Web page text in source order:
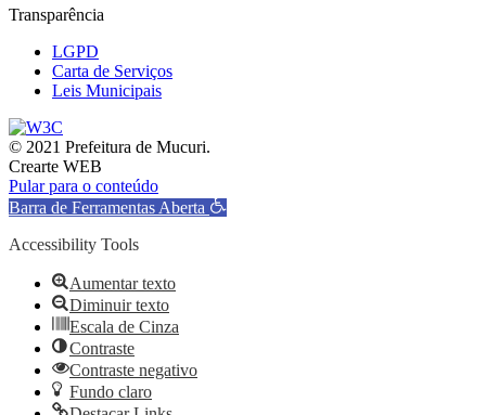
Transparência
LGPD
Carta de Serviços
Leis Municipais
© 2021 Prefeitura de Mucuri.
Crearte WEB
Pular para o conteúdo
Barra de Ferramentas Aberta
Accessibility Tools
Aumentar texto
Diminuir texto
Escala de Cinza
Contraste
Contraste negativo
Fundo claro